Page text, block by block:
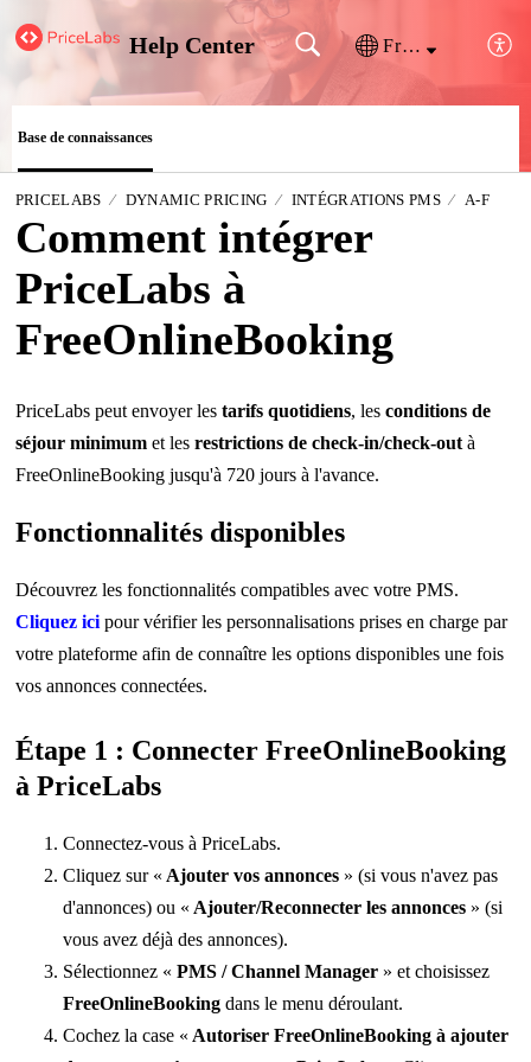
Help Center Français (France)
Base de connaissances
PRICELABS DYNAMIC PRICING INTÉGRATIONS PMS A-F
Comment intégrer
PriceLabs à
FreeOnlineBooking
PriceLabs peut envoyer les tarifs quotidiens, les conditions de
séjour minimumet les restrictions de check-in/check-outà
FreeOnlineBooking jusqu'à 720 jours à l'avance.
Fonctionnalités disponibles
Découvrez les fonctionnalités compatibles avec votre PMS.
Cliquez ici pour vérifier les personnalisations prises en charge par
votre plateforme afin de connaître les options disponibles une fois
vos annonces connectées.
Étape 1 : Connecter FreeOnlineBooking
à PriceLabs
Connectez-vous à PriceLabs.
Cliquez sur « Ajouter vos annonces» (si vous n'avez pas
d'annonces) ou « Ajouter/Reconnecter les annonces» (si
vous avez déjà des annonces).
Sélectionnez « PMS / Channel Manager» et choisissez
FreeOnlineBooking dans le menu déroulant.
Cochez la case « Autoriser FreeOnlineBooking à ajouter